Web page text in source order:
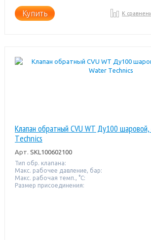
Купить К
Клапан обратный CVU WT Ду100
Тechnics
Арт. SKL100602100
Тип обр. клапана:
Макс. рабочее давление, бар:
Макс. рабочая темп., °С:
Размер присоединения: